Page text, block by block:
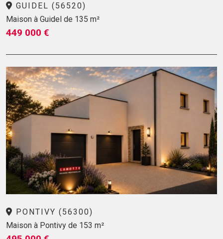
GUIDEL (56520)
Maison à Guidel de 135 m²
449 000 €
PONTIVY (56300)
Maison à Pontivy de 153 m²